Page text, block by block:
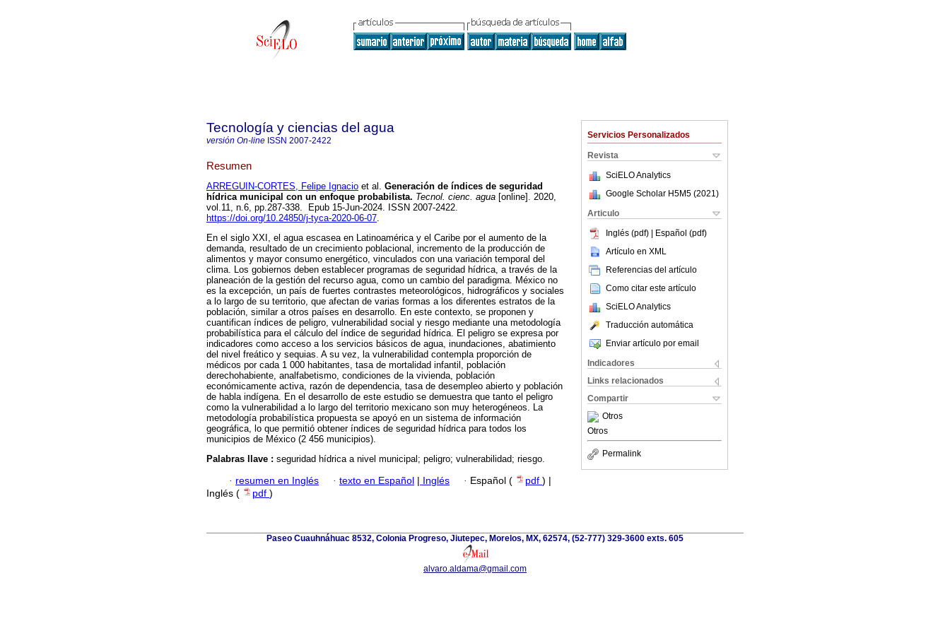
Servicios Personalizados
Revista
SciELO Analytics
Google Scholar H5M5 (2021 )
Articulo
Inglés (pdf) | Español (pdf)
Artículo en XML
Referencias del artículo
Como citar este artículo
SciELO Analytics
Traducción automática
Enviar artículo por email
Indicadores
Links relacionados
Compartir
Otros
Otros
Permalink
Tecnología y ciencias del agua
versión On-line ISSN 2007-2422
Resumen
ARREGUIN-CORTES, Felipe Ignacio et al. Generación de índices de seguridad
hídrica municipal con un enfoque probabilista. Tecnol. cienc. agua [online]. 2020,
vol.11, n.6, pp.287-338. Epub 15-Jun-2024. ISSN 2007-2422.
https://doi.org/10.24850/j-tyca-2020-06-07.
En el siglo XXI, el agua escasea en Latinoamérica y el Caribe por el aumento de la
demanda, resultado de un crecimiento poblacional, incremento de la producción de
alimentos y mayor consumo energético, vinculados con una variación temporal del
clima. Los gobiernos deben establecer programas de seguridad hídrica, a través de la
planeación de la gestión del recurso agua, como un cambio del paradigma. México no
es la excepción, un país de fuertes contrastes meteorológicos, hidrográficos y sociales
a lo largo de su territorio, que afectan de varias formas a los diferentes estratos de la
población, similar a otros países en desarrollo. En este contexto, se proponen y
cuantifican índices de peligro, vulnerabilidad social y riesgo mediante una metodología
probabilística para el cálculo del índice de seguridad hídrica. El peligro se expresa por
indicadores como acceso a los servicios básicos de agua, inundaciones, abatimiento
del nivel freático y sequias. A su vez, la vulnerabilidad contempla proporción de
médicos por cada 1 000 habitantes, tasa de mortalidad infantil, población
derechohabiente, analfabetismo, condiciones de la vivienda, población
económicamente activa, razón de dependencia, tasa de desempleo abierto y población
de habla indígena. En el desarrollo de este estudio se demuestra que tanto el peligro
como la vulnerabilidad a lo largo del territorio mexicano son muy heterogéneos. La
metodología probabilística propuesta se apoyó en un sistema de información
geográfica, lo que permitió obtener índices de seguridad hídrica para todos los
municipios de México (2 456 municipios).
Palabras llave : seguridad hídrica a nivel municipal; peligro; vulnerabilidad; riesgo.
· resumen en Inglés · texto en Español | Inglés · Español ( pdf ) |
Inglés (
pdf )
Paseo Cuauhnáhuac 8532, Colonia Progreso, Jiutepec, Morelos, MX, 62574, (52-777) 329-3600 exts. 605
alvaro.aldama@gmail.com